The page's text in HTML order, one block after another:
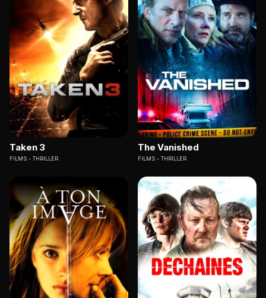
Taken 3
FILMS THRILLER
The Vanished
FILMS THRILLER